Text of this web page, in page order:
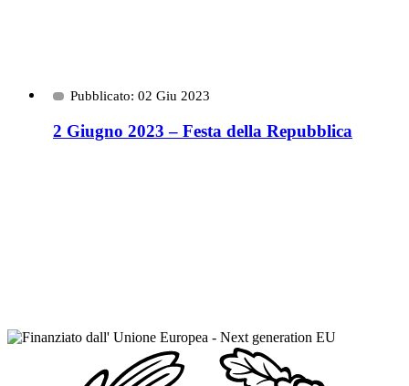
Pubblicato: 02 Giu 2023
2 Giugno 2023 – Festa della Repubblica